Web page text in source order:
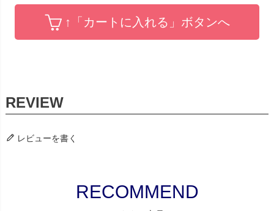
↑「カートに入れる」ボタンへ
レビューを書く